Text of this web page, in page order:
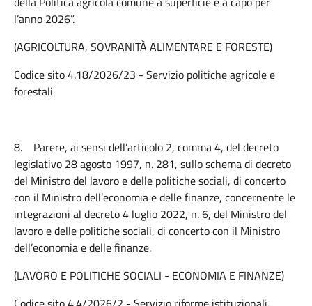
l’anno 2026”.
(AGRICOLTURA, SOVRANITÀ ALIMENTARE E FORESTE)
Codice sito 4.18/2026/23 - Servizio politiche agricole e
forestali
8. Parere, ai sensi dell’articolo 2, comma 4, del decreto
legislativo 28 agosto 1997, n. 281, sullo schema di decreto
del Ministro del lavoro e delle politiche sociali, di concerto
con il Ministro dell’economia e delle finanze, concernente le
integrazioni al decreto 4 luglio 2022, n. 6, del Ministro del
lavoro e delle politiche sociali, di concerto con il Ministro
dell’economia e delle finanze.
(LAVORO E POLITICHE SOCIALI - ECONOMIA E FINANZE)